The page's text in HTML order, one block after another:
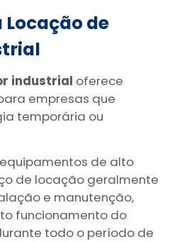
de
industrial oferece
empresas que
temporária ou
de alto
de locação geralmente
e manutenção,
funcionamento do
todo o período de